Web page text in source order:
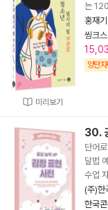
미리보기
는
홍재기
씽크
양탄
30.
단어
달법
수업
(주)한
한국